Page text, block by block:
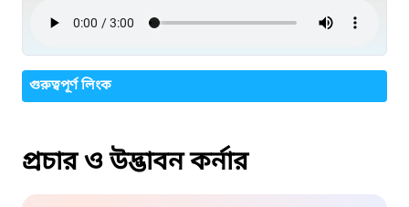
গুরুত্বপূর্ণ লিংক
প্রচার ও উদ্ভাবন কর্নার